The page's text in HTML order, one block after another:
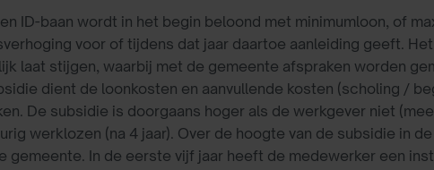
ID-baan wordt in het begin beloond met minimumloon, of
voor of tijdens dat jaar daartoe aanleiding geeft.
laat stijgen, waarbij met de gemeente afspraken worden
dient de loonkosten en aanvullende kosten (scholing /
De subsidie is doorgaans hoger als de werkgever niet
werklozen (na 4 jaar). Over de hoogte van de subsidie in
gemeente. In de eerste vijf jaar heeft de medewerker een